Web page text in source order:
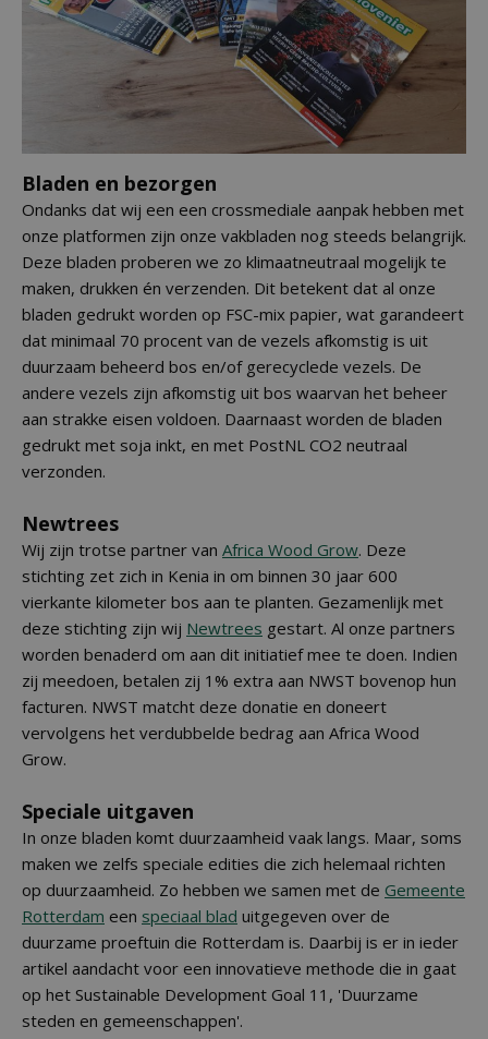
Bladen en bezorgen
Ondanks dat wij een een crossmediale aanpak hebben met
onze platformen zijn onze vakbladen nog steeds belangrijk.
Deze bladen proberen we zo klimaatneutraal mogelijk te
maken, drukken én verzenden. Dit betekent dat al onze
bladen gedrukt worden op FSC-mix papier, wat garandeert
dat minimaal 70 procent van de vezels afkomstig is uit
duurzaam beheerd bos en/of gerecyclede vezels. De
andere vezels zijn afkomstig uit bos waarvan het beheer
aan strakke eisen voldoen. Daarnaast worden de bladen
gedrukt met soja inkt, en met PostNL CO2 neutraal
verzonden.
Newtrees
Wij zijn trotse partner van Africa Wood Grow. Deze
stichting zet zich in Kenia in om binnen 30 jaar 600
vierkante kilometer bos aan te planten. Gezamenlijk met
deze stichting zijn wij Newtrees gestart. Al onze partners
worden benaderd om aan dit initiatief mee te doen. Indien
zij meedoen, betalen zij 1% extra aan NWST bovenop hun
facturen. NWST matcht deze donatie en doneert
vervolgens het verdubbelde bedrag aan Africa Wood
Grow.
Speciale uitgaven
In onze bladen komt duurzaamheid vaak langs. Maar, soms
maken we zelfs speciale edities die zich helemaal richten
op duurzaamheid. Zo hebben we samen met de Gemeente
Rotterdam een speciaal blad uitgegeven over de
duurzame proeftuin die Rotterdam is. Daarbij is er in ieder
artikel aandacht voor een innovatieve methode die in gaat
op het Sustainable Development Goal 11, 'Duurzame
steden en gemeenschappen'.